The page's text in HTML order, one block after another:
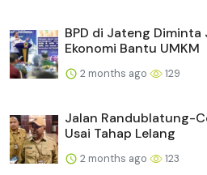
BPD di Jateng Diminta
Ekonomi Bantu UMKM
2 months ago 129
Jalan Randublatung-
Usai Tahap Lelang
2 months ago 123